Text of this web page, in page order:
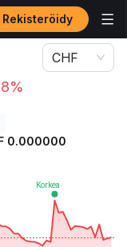
Rekisteröidy
CHF
0.000000